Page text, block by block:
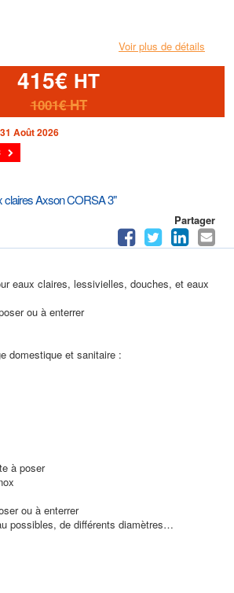
415€ HT
1001€HT
Août 2026
claires Axson CORSA 3"
Partager
eaux claires, lessivielles, douches, et eaux
ou à enterrer
domestique et sanitaire :
à poser
ou à enterrer
possibles, de différents diamètres
Voir plus de détails